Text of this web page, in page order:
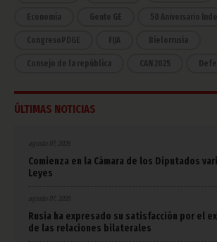
Economía Gente GE 50 Aniversario
CongresoPDGE FIJA Bielorrusia
Consejo de la república CAN 2025
ÚLTIMAS NOTICIAS
agosto 07, 2026
Comienza en la Cámara de los Diputados
Leyes
agosto 07, 2026
Rusia ha expresado su satisfacción por el
de las relaciones bilaterales